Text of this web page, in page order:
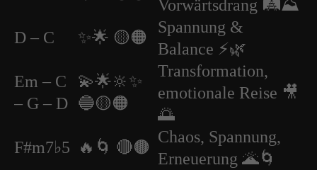
Vorwärtsdrang 🛤️⛰️
D – C
✨🌟 🟡🟠
Spannung &
Balance ⚡🌿
Em – C
– G – D
💫🌟🔆✨
🔵🟡🟠
Transformation,
emotionale Reise 🎥
🌅
F#m7♭5
🔥🌀 🔴🟤
Chaos, Spannung,
Erneuerung 🌋🌀